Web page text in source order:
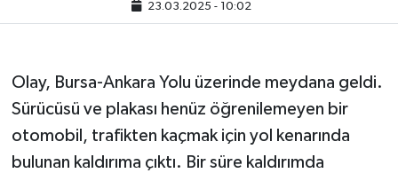
23.03.2025 - 10:02
Olay, Bursa-Ankara Yolu üzerinde meydana geldi.
Sürücüsü ve plakası henüz öğrenilemeyen bir
otomobil, trafikten kaçmak için yol kenarında
bulunan kaldırıma çıktı. Bir süre kaldırımda